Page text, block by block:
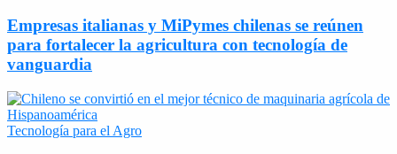
Empresas italianas y MiPymes chilenas se reúnen
para fortalecer la agricultura con tecnología de
vanguardia
Tecnología para el Agro